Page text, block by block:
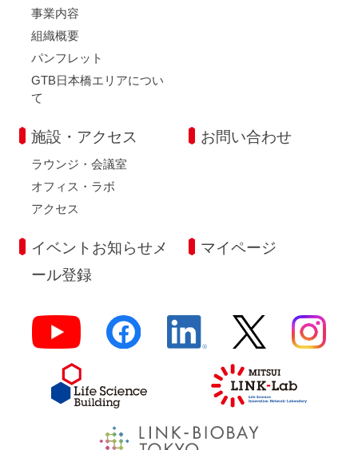
事業内容
組織概要
パンフレット
GTB日本橋エリアについ
て
施設・アクセス
ラウンジ・会議室
オフィス・ラボ
アクセス
お問い合わせ
イベントお知らせメ
ール登録
マイページ